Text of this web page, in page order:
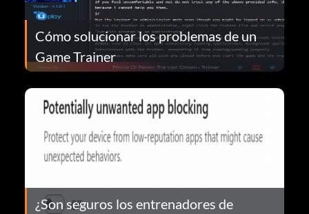
Cómo solucionar los problemas de un
Game Trainer
¿Son seguros los entrenadores de